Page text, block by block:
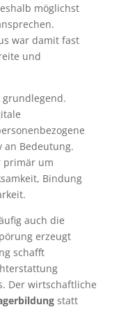
möglichst
war damit fast
und
grundlegend.
an Bedeutung.
primär um
Bindung
auch die
erzeugt
schafft
Der wirtschaftliche
statt